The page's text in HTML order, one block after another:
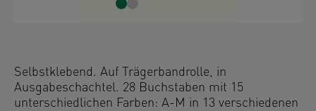
Selbstklebend. Auf Trägerbandrolle, in
Ausgabeschachtel. 28 Buchstaben mit 15
unterschiedlichen Farben: A-M in 13 verschiedenen